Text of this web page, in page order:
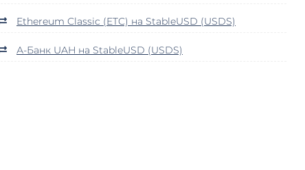
Ethereum Classic (ETC) на StableUSD (USDS)
А-Банк UAH на StableUSD (USDS)